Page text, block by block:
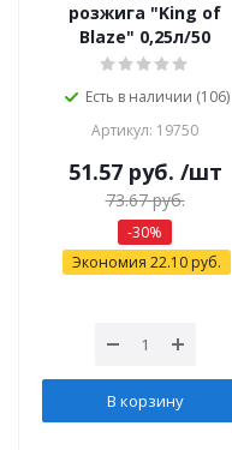
розжига "King of
Blaze" 0,25л/50
Есть в наличии (106)
Артикул: 19750
51.57руб. /шт
73.67руб.
-30%
Экономия 22.10 руб.
В корзину